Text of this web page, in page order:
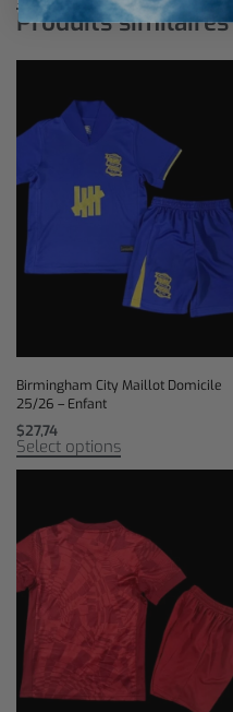
Produits similaires
Birmingham City Maillot Domicile
25/26 – Enfant
$27,74
Select options